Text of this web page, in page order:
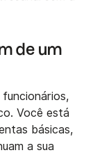
de um
Você está
básicas,
a sua